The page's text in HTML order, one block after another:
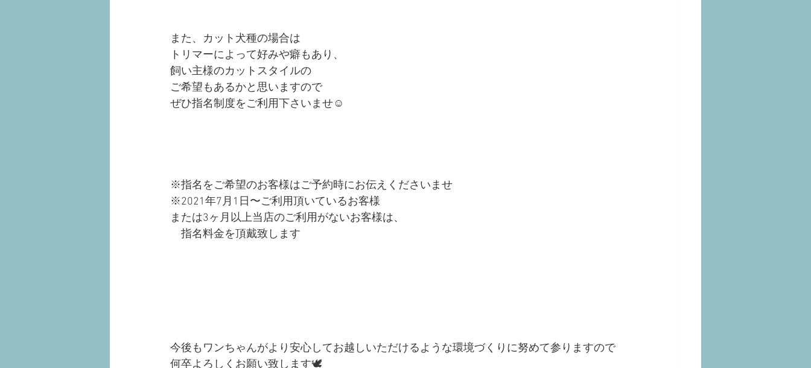
また、カット犬種の場合は
トリマーによって好みや癖もあり、
飼い主様のカットスタイルの
ご希望もあるかと思いますので
ぜひ指名制度をご利用下さいませ☺︎
※指名をご希望のお客様はご予約時にお伝えくださいませ
※2021年7月1日〜ご利用頂いているお客様
または3ヶ月以上当店のご利用がないお客様は、
指名料金を頂戴致します
今後もワンちゃんがより安心してお越しいただけるような環境づくりに努めて参りますので
何卒よろしくお願い致します🕊